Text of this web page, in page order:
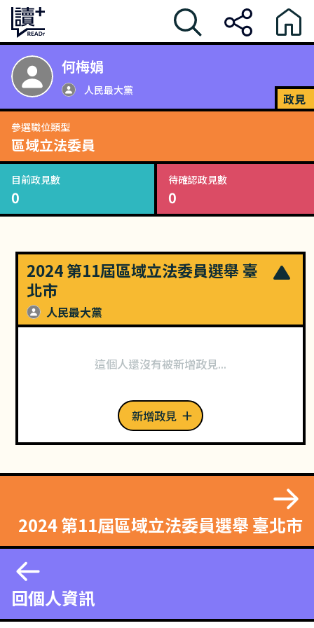
何梅娟
人民最大黨
政見
參選職位類型
區域立法委員
目前政見數
0
待確認政見數
0
2024 第11屆區域立法委員選舉 臺
北市
人民最大黨
這個人還沒有被新增政見...
新增政見
回個人資訊
2024 第11屆區域立法委員選舉 臺北市